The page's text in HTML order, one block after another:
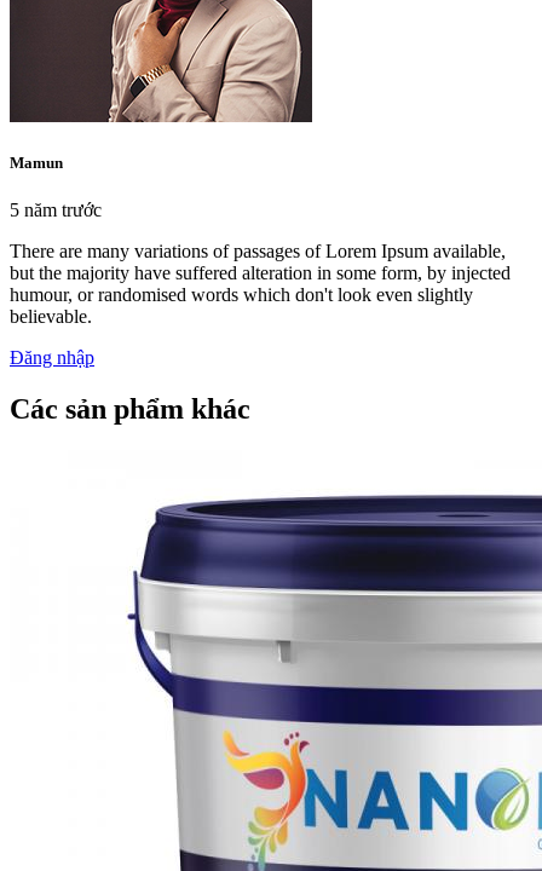
Mamun
5 năm trước
There are many variations of passages of Lorem Ipsum available,
but the majority have suffered alteration in some form, by injected
humour, or randomised words which don't look even slightly
believable.
Đăng nhập
Các sản phẩm khác